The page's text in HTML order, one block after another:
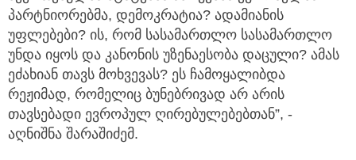
პარტნიორებმა, დემოკრატია? ადამიანის
უფლებები? ის, რომ სასამართლო სასამართლო
უნდა იყოს და კანონის უზენაესობა დაცული? ამას
ეძახიან თავს მოხვევას? ეს ჩამოყალიბდა
რეჟიმად, რომელიც ბუნებრივად არ არის
თავსებადი ევროპულ ღირებულებებთან”, -
აღნიშნა შარაშიძემ.